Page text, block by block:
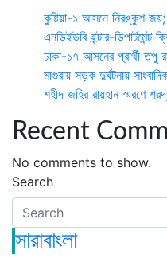
কুষ্টিয়া-১ আসনে নিরঙ্কুশ
এনডিইউবি ইন্টার-ডিপার্টমেন্ট
ঢাকা-১৭ আসনের প্রার্থী তপু
মাগুরায় সড়ক দুর্ঘটনায়
শহীদ জহির রায়হান স্মরণে
Recent
No comments to show.
Search
সারাবাংলা